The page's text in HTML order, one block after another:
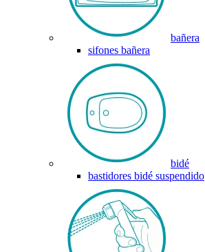
bañera
sifones bañera
bidé
bastidores bidé suspendido